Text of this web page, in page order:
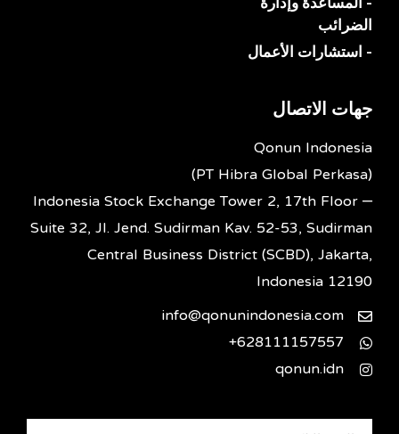
الضرائب
- استشارات الأعمال
جهات الاتصال
Qonun Indonesia
(PT Hibra Global Perkasa)
Indonesia Stock Exchange Tower 2, 17th Floor –
Suite 32, Jl. Jend. Sudirman Kav. 52-53, Sudirman
Central Business District (SCBD), Jakarta,
Indonesia 12190
info@qonunindonesia.com
628111157557+
qonun.idn